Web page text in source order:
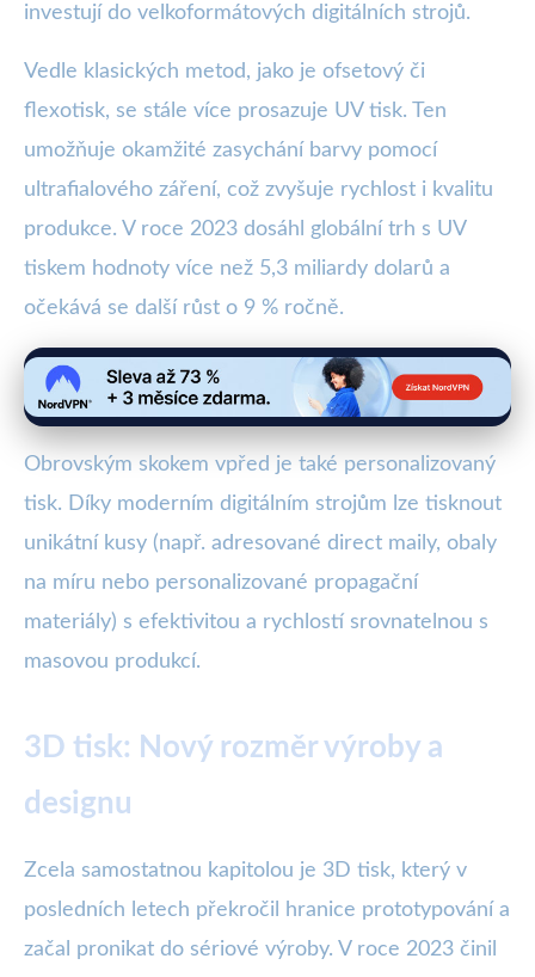
investují do velkoformátových digitálních strojů.
Vedle klasických metod, jako je ofsetový či
flexotisk, se stále více prosazuje UV tisk. Ten
umožňuje okamžité zasychání barvy pomocí
ultrafialového záření, což zvyšuje rychlost i kvalitu
produkce. V roce 2023 dosáhl globální trh s UV
tiskem hodnoty více než 5,3 miliardy dolarů a
očekává se další růst o 9 % ročně.
Obrovským skokem vpřed je také personalizovaný
tisk. Díky moderním digitálním strojům lze tisknout
unikátní kusy (např. adresované direct maily, obaly
na míru nebo personalizované propagační
materiály) s efektivitou a rychlostí srovnatelnou s
masovou produkcí.
3D tisk: Nový rozměr výroby a
designu
Zcela samostatnou kapitolou je 3D tisk, který v
posledních letech překročil hranice prototypování a
začal pronikat do sériové výroby. V roce 2023 činil